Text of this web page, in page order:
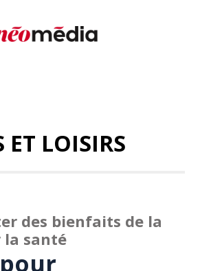
ET LOISIRS
des bienfaits de la
santé